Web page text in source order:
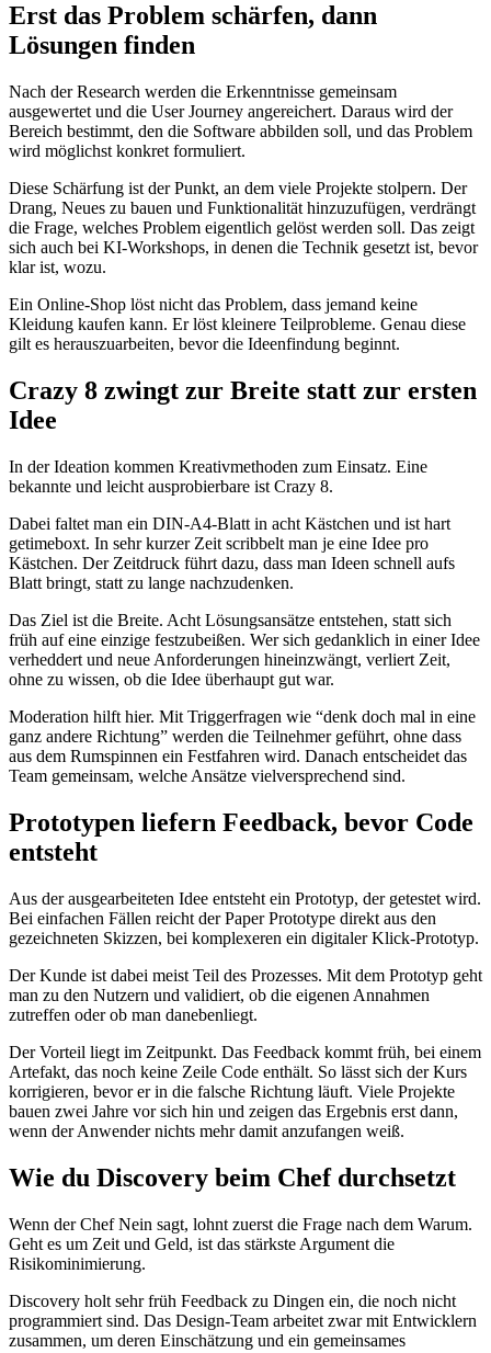
Erst das Problem schärfen, dann
Lösungen finden
Nach der Research werden die Erkenntnisse gemeinsam
ausgewertet und die User Journey angereichert. Daraus wird der
Bereich bestimmt, den die Software abbilden soll, und das Problem
wird möglichst konkret formuliert.
Diese Schärfung ist der Punkt, an dem viele Projekte stolpern. Der
Drang, Neues zu bauen und Funktionalität hinzuzufügen, verdrängt
die Frage, welches Problem eigentlich gelöst werden soll. Das zeigt
sich auch bei KI-Workshops, in denen die Technik gesetzt ist, bevor
klar ist, wozu.
Ein Online-Shop löst nicht das Problem, dass jemand keine
Kleidung kaufen kann. Er löst kleinere Teilprobleme. Genau diese
gilt es herauszuarbeiten, bevor die Ideenfindung beginnt.
Crazy 8 zwingt zur Breite statt zur ersten
Idee
In der Ideation kommen Kreativmethoden zum Einsatz. Eine
bekannte und leicht ausprobierbare ist Crazy 8.
Dabei faltet man ein DIN-A4-Blatt in acht Kästchen und ist hart
getimeboxt. In sehr kurzer Zeit scribbelt man je eine Idee pro
Kästchen. Der Zeitdruck führt dazu, dass man Ideen schnell aufs
Blatt bringt, statt zu lange nachzudenken.
Das Ziel ist die Breite. Acht Lösungsansätze entstehen, statt sich
früh auf eine einzige festzubeißen. Wer sich gedanklich in einer Idee
verheddert und neue Anforderungen hineinzwängt, verliert Zeit,
ohne zu wissen, ob die Idee überhaupt gut war.
Moderation hilft hier. Mit Triggerfragen wie “denk doch mal in eine
ganz andere Richtung” werden die Teilnehmer geführt, ohne dass
aus dem Rumspinnen ein Festfahren wird. Danach entscheidet das
Team gemeinsam, welche Ansätze vielversprechend sind.
Prototypen liefern Feedback, bevor Code
entsteht
Aus der ausgearbeiteten Idee entsteht ein Prototyp, der getestet wird.
Bei einfachen Fällen reicht der Paper Prototype direkt aus den
gezeichneten Skizzen, bei komplexeren ein digitaler Klick-Prototyp.
Der Kunde ist dabei meist Teil des Prozesses. Mit dem Prototyp geht
man zu den Nutzern und validiert, ob die eigenen Annahmen
zutreffen oder ob man danebenliegt.
Der Vorteil liegt im Zeitpunkt. Das Feedback kommt früh, bei einem
Artefakt, das noch keine Zeile Code enthält. So lässt sich der Kurs
korrigieren, bevor er in die falsche Richtung läuft. Viele Projekte
bauen zwei Jahre vor sich hin und zeigen das Ergebnis erst dann,
wenn der Anwender nichts mehr damit anzufangen weiß.
Wie du Discovery beim Chef durchsetzt
Wenn der Chef Nein sagt, lohnt zuerst die Frage nach dem Warum.
Geht es um Zeit und Geld, ist das stärkste Argument die
Risikominimierung.
Discovery holt sehr früh Feedback zu Dingen ein, die noch nicht
programmiert sind. Das Design-Team arbeitet zwar mit Entwicklern
zusammen, um deren Einschätzung und ein gemeinsames